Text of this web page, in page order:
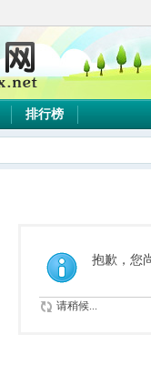
排行榜
抱歉，您
请稍候...